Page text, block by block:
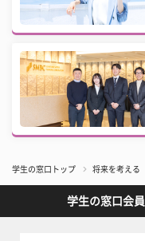
学生の窓口トップ 将来を考える
学生の窓口会